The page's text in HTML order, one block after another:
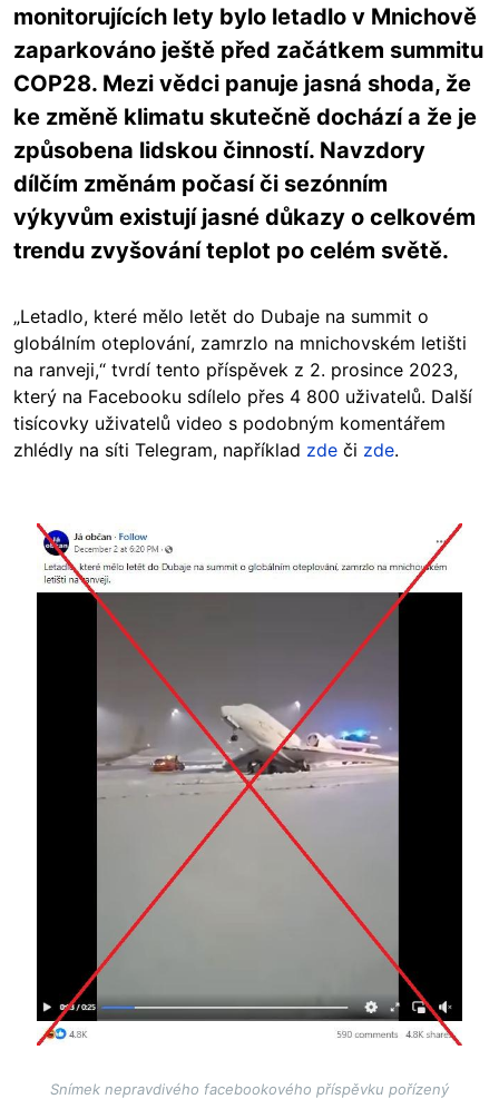
monitorujících lety bylo letadlo v Mnichově
zaparkováno ještě před začátkem summitu
COP28. Mezi vědci panuje jasná shoda, že
ke změně klimatu skutečně dochází a že je
způsobena lidskou činností. Navzdory
dílčím změnám počasí či sezónním
výkyvům existují jasné důkazy o celkovém
trendu zvyšování teplot po celém světě.
„Letadlo, které mělo letět do Dubaje na summit o
globálním oteplování, zamrzlo na mnichovském letišti
na ranveji,“ tvrdí tento příspěvek z 2. prosince 2023,
který na Facebooku sdílelo přes 4 800 uživatelů. Další
tisícovky uživatelů video s podobným komentářem
zhlédly na síti Telegram, například zde či zde.
Image
Snímek nepravdivého facebookového příspěvku pořízený